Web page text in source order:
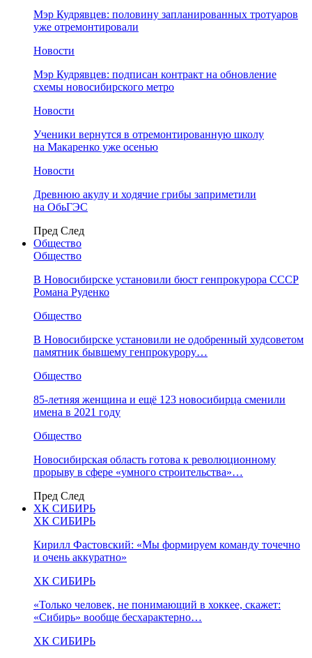
Мэр Кудрявцев: половину запланированных тротуаров
уже отремонтировали
Новости
Мэр Кудрявцев: подписан контракт на обновление
схемы новосибирского метро
Новости
Ученики вернутся в отремонтированную школу
на Макаренко уже осенью
Новости
Древнюю акулу и ходячие грибы заприметили
на ОбьГЭС
Пред След
Общество
Общество
В Новосибирске установили бюст генпрокурора СССР
Романа Руденко
Общество
В Новосибирске установили не одобренный худсоветом
памятник бывшему генпрокурору…
Общество
85-летняя женщина и ещё 123 новосибирца сменили
имена в 2021 году
Общество
Новосибирская область готова к революционному
прорыву в сфере «умного строительства»…
Пред След
ХК СИБИРЬ
ХК СИБИРЬ
Кирилл Фастовский: «Мы формируем команду точечно
и очень аккуратно»
ХК СИБИРЬ
«Только человек, не понимающий в хоккее, скажет:
«Сибирь» вообще бесхарактерно…
ХК СИБИРЬ